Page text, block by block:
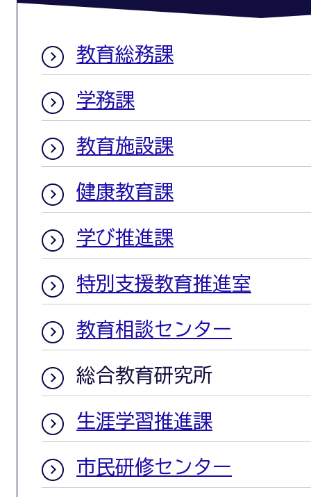
教育総務課
学務課
教育施設課
健康教育課
学び推進課
特別支援教育推進室
教育相談センター
総合教育研究所
生涯学習推進課
市民研修センター